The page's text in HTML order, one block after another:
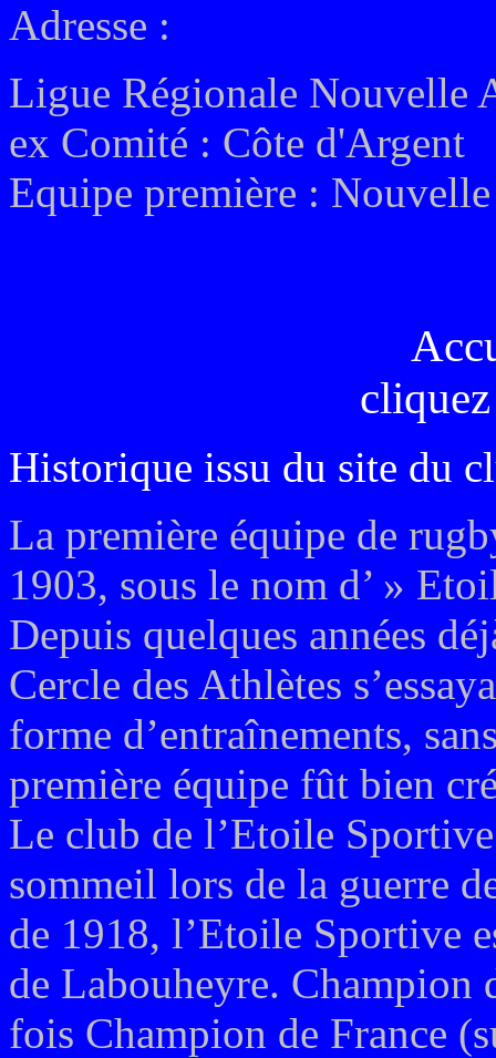
Adresse :
Ligue Régionale Nouvelle
ex Comité : Côte d'Argent
Equipe première :
Historique issu du site du
La première équipe de
1903, sous le nom d’ »
Depuis quelques années
Cercle des Athlètes
forme d’entraînements,
première équipe fût bien
Le club de l’Etoile
sommeil lors de la guerre
de 1918, l’Etoile Sportive
de Labouheyre. Champion
fois Champion de France